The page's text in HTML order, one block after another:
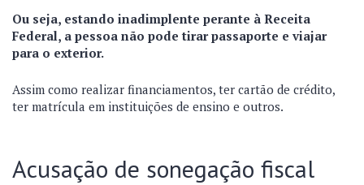
Ou seja, estando inadimplente perante à Receita
Federal, a pessoa não pode tirar passaporte e viajar
para o exterior.
Assim como realizar financiamentos, ter cartão de crédito,
ter matrícula em instituições de ensino e outros.
Acusação de sonegação fiscal